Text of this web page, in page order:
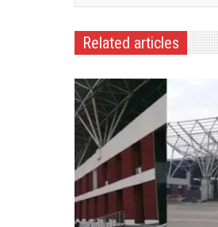
Related articles